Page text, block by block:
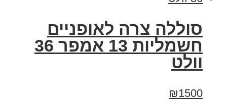
סוללה צרה לאופניים
חשמליות 13 אמפר 36
וולט
₪1500